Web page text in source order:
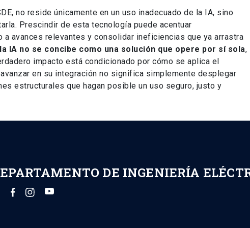
no reside únicamente en un uso inadecuado de la IA, sino
Prescindir de esta tecnología puede acentuar
avances relevantes y consolidar ineficiencias que ya arrastra
la IA no se concibe como una solución que opere por sí sola,
impacto está condicionado por cómo se aplica el
en su integración no significa simplemente desplegar
estructurales que hagan posible un uso seguro, justo y
DE INGENIERÍA